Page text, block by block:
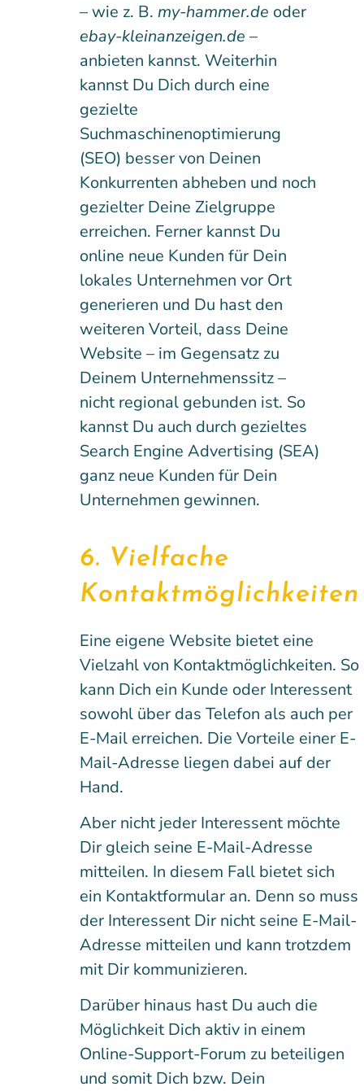
– wie z. B. my-hammer.de oder
ebay-kleinanzeigen.de –
anbieten kannst. Weiterhin
kannst Du Dich durch eine
gezielte
Suchmaschinenoptimierung
(SEO) besser von Deinen
Konkurrenten abheben und noch
gezielter Deine Zielgruppe
erreichen. Ferner kannst Du
online neue Kunden für Dein
lokales Unternehmen vor Ort
generieren und Du hast den
weiteren Vorteil, dass Deine
Website – im Gegensatz zu
Deinem Unternehmenssitz –
nicht regional gebunden ist. So
kannst Du auch durch gezieltes
Search Engine Advertising (SEA)
ganz neue Kunden für Dein
Unternehmen gewinnen.
6. Vielfache
Kontaktmöglichkeiten
Eine eigene Website bietet eine
Vielzahl von Kontaktmöglichkeiten. So
kann Dich ein Kunde oder Interessent
sowohl über das Telefon als auch per
E-Mail erreichen. Die Vorteile einer E-
Mail-Adresse liegen dabei auf der
Hand.
Aber nicht jeder Interessent möchte
Dir gleich seine E-Mail-Adresse
mitteilen. In diesem Fall bietet sich
ein Kontaktformular an. Denn so muss
der Interessent Dir nicht seine E-Mail-
Adresse mitteilen und kann trotzdem
mit Dir kommunizieren.
Darüber hinaus hast Du auch die
Möglichkeit Dich aktiv in einem
Online-Support-Forum zu beteiligen
und somit Dich bzw. Dein